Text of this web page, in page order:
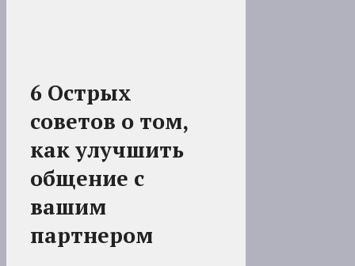
6 Острых
советов о том,
как улучшить
общение с
вашим
партнером